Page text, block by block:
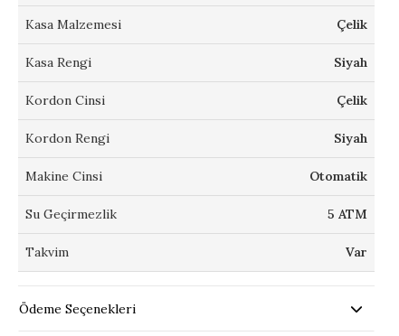
Kasa Malzemesi Çelik
Kasa Rengi Siyah
Kordon Cinsi Çelik
Kordon Rengi Siyah
Makine Cinsi Otomatik
Su Geçirmezlik 5 ATM
Takvim Var
Ödeme Seçenekleri